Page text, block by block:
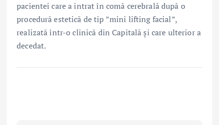
pacientei care a intrat în comă cerebrală după o
procedură estetică de tip ”mini lifting facial”,
realizată într-o clinică din Capitală și care ulterior a
decedat.